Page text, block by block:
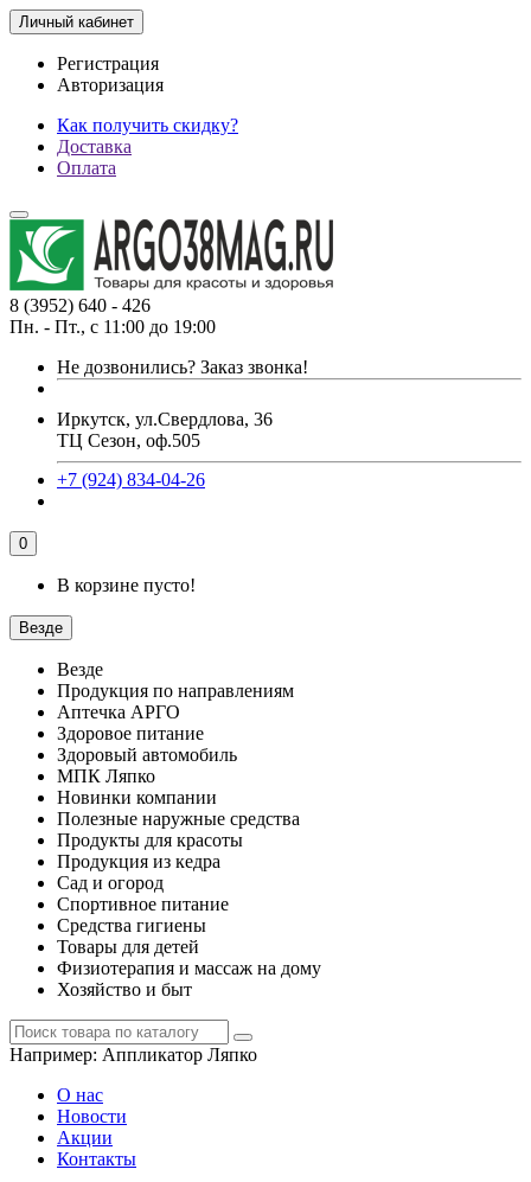
Личный кабинет
Регистрация
Авторизация
Как получить скидку?
Доставка
Оплата
8 (3952) 640 - 426
Пн. - Пт., с 11:00 до 19:00
Не дозвонились? Заказ звонка!
Иркутск, ул.Свердлова, 36
ТЦ Сезон, оф.505
+7 (924) 834-04-26
0
В корзине пусто!
Везде
Везде
Продукция по направлениям
Аптечка АРГО
Здоровое питание
Здоровый автомобиль
МПК Ляпко
Новинки компании
Полезные наружные средства
Продукты для красоты
Продукция из кедра
Сад и огород
Спортивное питание
Средства гигиены
Товары для детей
Физиотерапия и массаж на дому
Хозяйство и быт
Например: Аппликатор Ляпко
О нас
Новости
Акции
Контакты